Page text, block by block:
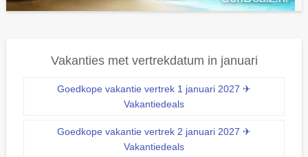
Vakanties met vertrekdatum in januari
Goedkope vakantie vertrek 1 januari 2027 ✈
Vakantiedeals
Goedkope vakantie vertrek 2 januari 2027 ✈
Vakantiedeals